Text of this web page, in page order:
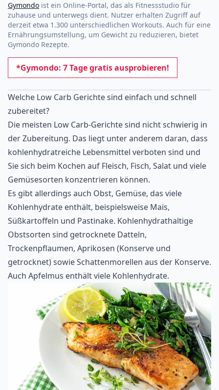
Gymondo ist ein Online-Portal, das als Fitnessstudio für
zuhause und unterwegs dient. Nutzer erhalten Zugriff auf
derzeit etwa 1.300 unterschiedlichen Workouts. Auch für eine
Ernährungsumstellung, um Gewicht zu reduzieren, bietet
Gymondo Rezepte.
*Gymondo: 7 Tage gratis ausprobieren!
Welche Low Carb Gerichte sind einfach und schnell
zubereitet?
Die meisten Low Carb-Gerichte sind nicht schwierig in
der Zubereitung. Das liegt unter anderem daran, dass
kohlenhydratreiche Lebensmittel verboten sind und
Sie sich beim Kochen auf Fleisch, Fisch, Salat und viele
Gemüsesorten konzentrieren können.
Es gibt allerdings auch Obst, Gemüse, das viele
Kohlenhydrate enthält, beispielsweise Mais,
Süßkartoffeln und Pastinake. Kohlenhydrathaltige
Obstsorten sind getrocknete Datteln,
Trockenpflaumen, Aprikosen (Konserve und
getrocknet) sowie Schattenmorellen aus der Konserve.
Auch Apfelmus enthält viele Kohlenhydrate.